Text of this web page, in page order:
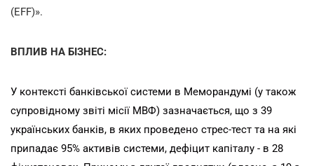
(EFF)».
ВПЛИВ НА БІЗНЕС:
У контексті банківської системи в Меморандумі (у також
супровідному звіті місії МВФ) зазначається, що з 39
українських банків, в яких проведено стрес-тест та на які
припадає 95% активів системи, дефіцит капіталу - в 28